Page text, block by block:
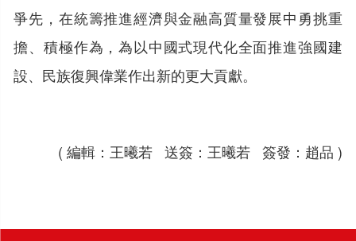
爭先，在統籌推進經濟與金融高質量發展中勇挑重
擔、積極作為，為以中國式現代化全面推進強國建
設、民族復興偉業作出新的更大貢獻。
( 編輯：王曦若 送簽：王曦若 簽發：趙品 )